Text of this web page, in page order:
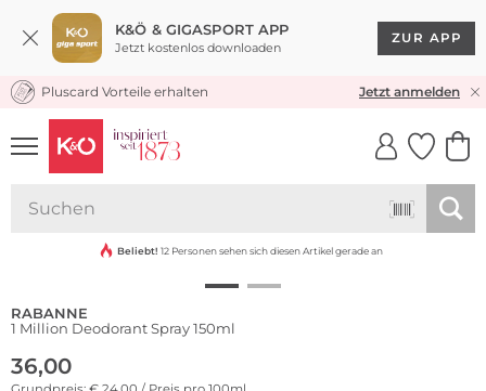
K&Ö & GIGASPORT APP
Jetzt kostenlos downloaden
ZUR APP
KOSTENLOSER VERSAND* & RÜCKVERSAND
Pluscard Vorteile erhalten Jetzt anmelden
UNSERE APP
CLICK &
Beliebt! 12 Personen sehen sich diesen Artikel gerade an
RABANNE
1 Million Deodorant Spray 150ml
36,00